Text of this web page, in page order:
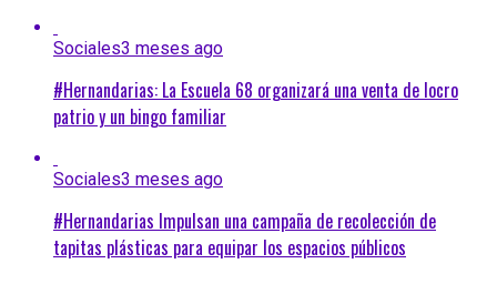
Sociales3 meses ago
#Hernandarias: La Escuela 68 organizará una venta de locro
patrio y un bingo familiar
Sociales3 meses ago
#Hernandarias Impulsan una campaña de recolección de
tapitas plásticas para equipar los espacios públicos